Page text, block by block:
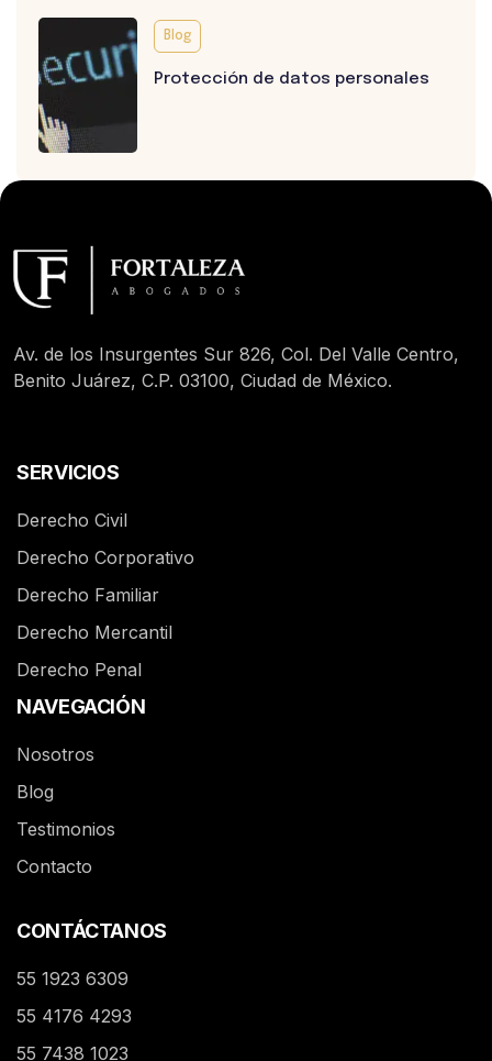
Blog
Protección de datos personales
Av. de los Insurgentes Sur 826, Col. Del Valle Centro,
Benito Juárez, C.P. 03100, Ciudad de México.
SERVICIOS
Derecho Civil
Derecho Corporativo
Derecho Familiar
Derecho Mercantil
Derecho Penal
NAVEGACIÓN
Nosotros
Blog
Testimonios
Contacto
CONTÁCTANOS
55 1923 6309
55 4176 4293
55 7438 1023